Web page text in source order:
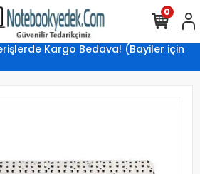
Kargo Bedava! (Bayiler için
0